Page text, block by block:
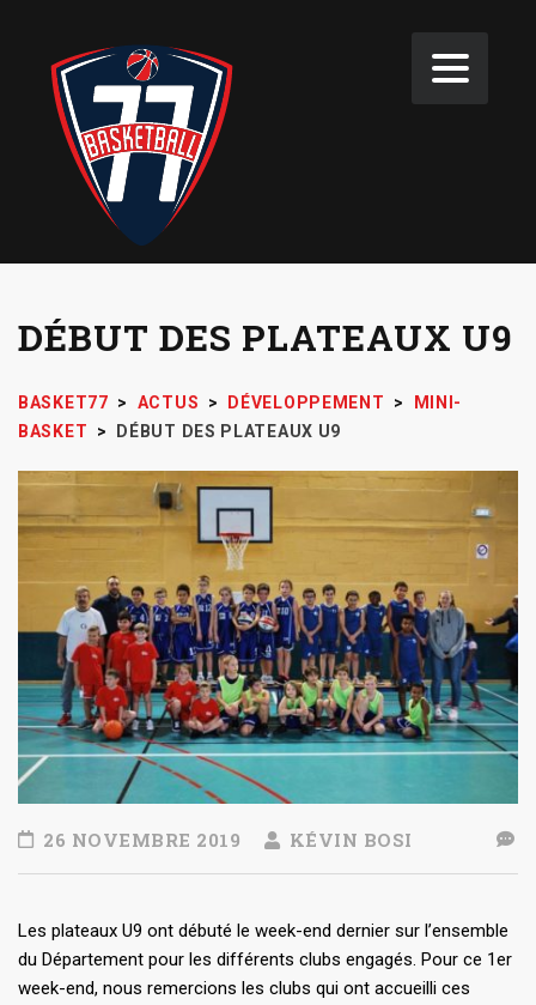
DÉBUT DES PLATEAUX U9
BASKET77 > ACTUS > DÉVELOPPEMENT >
MINI-
BASKET
> DÉBUT DES PLATEAUX U9
26 NOVEMBRE 2019 KÉVIN BOSI
Les plateaux U9 ont débuté le week-end dernier sur l’ensemble
du Département pour les différents clubs engagés. Pour ce 1er
week-end, nous remercions les clubs qui ont accueilli ces